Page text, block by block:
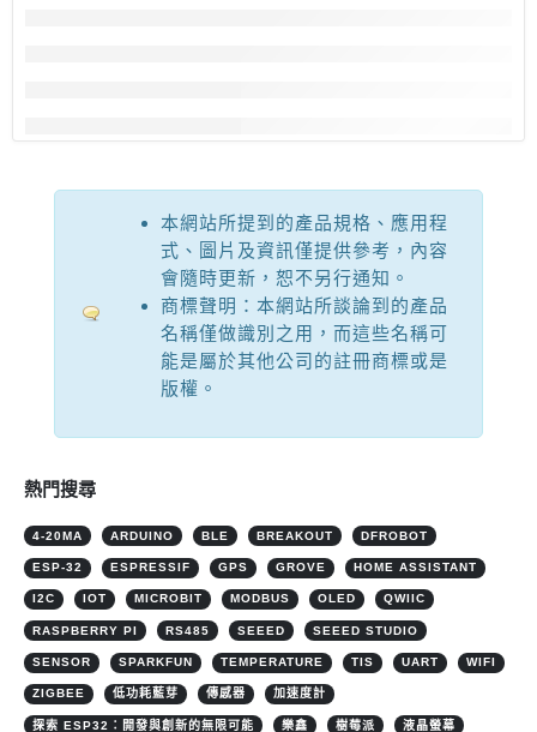
本網站所提到的產品規格、應用程
式、圖片及資訊僅提供參考，內容
會隨時更新，恕不另行通知。
商標聲明：本網站所談論到的產品
名稱僅做識別之用，而這些名稱可
能是屬於其他公司的註冊商標或是
版權。
熱門搜尋
4-20MA ARDUINO BLE BREAKOUT DFROBOT
ESP-32 ESPRESSIF GPS GROVE HOME ASSISTANT
I2C IOT MICROBIT MODBUS OLED QWIIC
RASPBERRY PI RS485 SEEED SEEED STUDIO
SENSOR SPARKFUN TEMPERATURE TIS UART WIFI
ZIGBEE 低功耗藍芽 傳感器 加速度計
探索 ESP32：開發與創新的無限可能 樂鑫 樹莓派 液晶螢幕